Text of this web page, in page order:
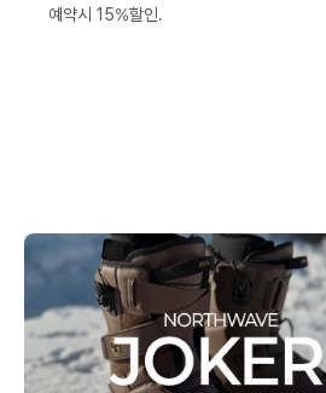
예약시 15%할인.